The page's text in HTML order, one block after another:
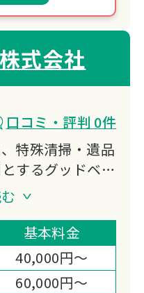
式会社
口コミ・評判 0件
特殊清掃・遺品
するグッドベア
特殊案件施行士
知識と技術を全
続相談・不動産
ップで対応し、
時も安心です。
基本料金
40,000円～
60,000円～